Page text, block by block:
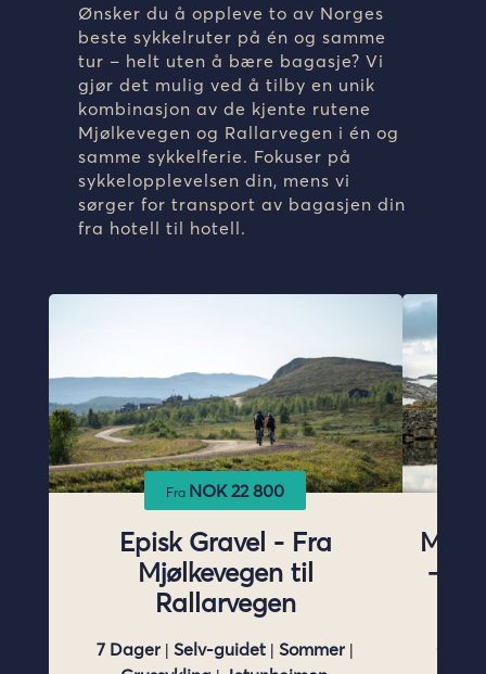
Ønsker du å oppleve to av Norges
beste sykkelruter på én og samme
tur – helt uten å bære bagasje? Vi
gjør det mulig ved å tilby en unik
kombinasjon av de kjente rutene
Mjølkevegen og Rallarvegen i én og
samme sykkelferie. Fokuser på
sykkelopplevelsen din, mens vi
sørger for transport av bagasjen din
fra hotell til hotell.